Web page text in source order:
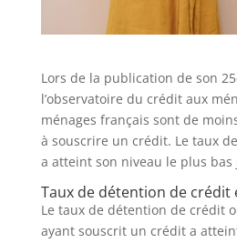
Lors de la publication de son
l’observatoire du crédit aux
ménages français sont de
à souscrire un crédit. Le taux
a atteint son niveau le plus
Taux de détention de crédit
Le taux de détention de crédit
ayant souscrit un crédit a